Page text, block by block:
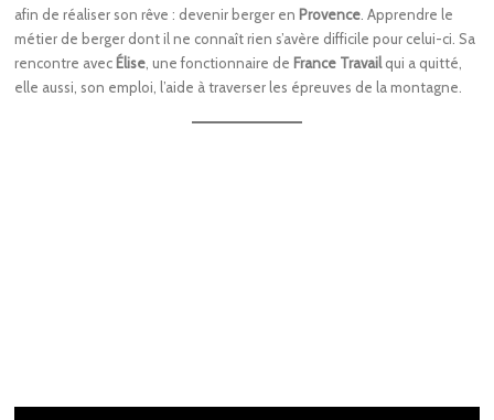
afin de réaliser son rêve : devenir berger en Provence . Apprendre le
métier de berger dont il ne connaît rien s’avère difficile pour celui-ci. Sa
rencontre avec Élise , une fonctionnaire de France Travailqui a quitté,
elle aussi, son emploi, l’aide à traverser les épreuves de la montagne.